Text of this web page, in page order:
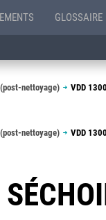
GLOSSAIRE
nettoyage) VDD
nettoyage) VDD